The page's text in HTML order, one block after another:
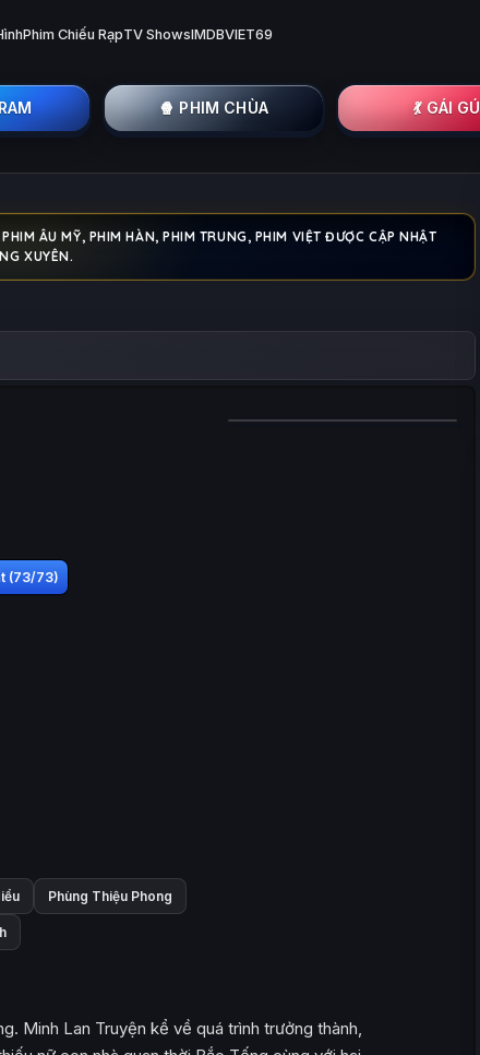
Phim Chiếu RạpTV ShowsIMDBVIET69
🍿 PHIM CHÙA 💃 GÁI GÚ
ÂU MỸ, PHIM HÀN, PHIM TRUNG, PHIM VIỆT ĐƯỢC CẬP NHẬT
XUYÊN.
(73/73)
Phùng Thiệu Phong
Minh Lan Truyện kể về quá trình trưởng thành,